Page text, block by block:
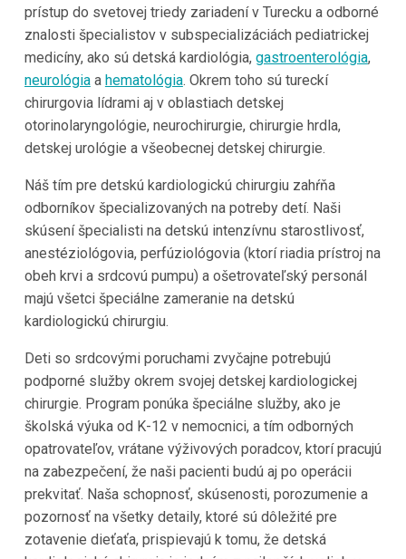
prístup do svetovej triedy zariadení v Turecku a odborné
znalosti špecialistov v subspecializáciách pediatrickej
medicíny, ako sú detská kardiológia, gastroenterológia,
neurológiaa hematológia. Okrem toho sú tureckí
chirurgovia lídrami aj v oblastiach detskej
otorinolaryngológie, neurochirurgie, chirurgie hrdla,
detskej urológie a všeobecnej detskej chirurgie.
Náš tím pre detskú kardiologickú chirurgiu zahŕňa
odborníkov špecializovaných na potreby detí. Naši
skúsení špecialisti na detskú intenzívnu starostlivosť,
anestéziológovia, perfúziológovia (ktorí riadia prístroj na
obeh krvi a srdcovú pumpu) a ošetrovateľský personál
majú všetci špeciálne zameranie na detskú
kardiologickú chirurgiu.
Deti so srdcovými poruchami zvyčajne potrebujú
podporné služby okrem svojej detskej kardiologickej
chirurgie. Program ponúka špeciálne služby, ako je
školská výuka od K-12 v nemocnici, a tím odborných
opatrovateľov, vrátane výživových poradcov, ktorí pracujú
na zabezpečení, že naši pacienti budú aj po operácii
prekvitať. Naša schopnosť, skúsenosti, porozumenie a
pozornosť na všetky detaily, ktoré sú dôležité pre
zotavenie dieťaťa, prispievajú k tomu, že detská